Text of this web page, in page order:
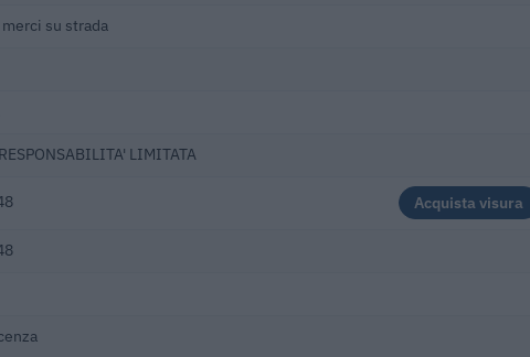
su strada
LIMITATA
Acquista visura